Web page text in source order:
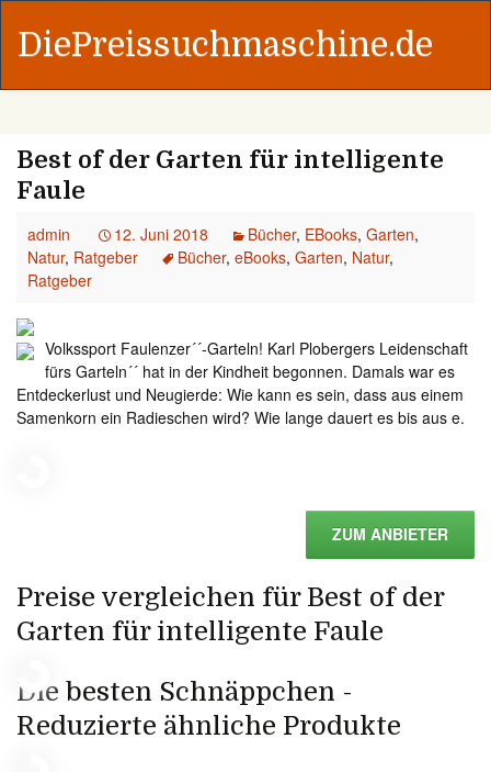
DiePreissuchmaschine.de
Best of der Garten für intelligente
Faule
admin 12. Juni 2018 Bücher, EBooks, Garten,
Natur, Ratgeber Bücher, eBooks, Garten, Natur,
Ratgeber
Volkssport Faulenzer´´-Garteln! Karl Plobergers Leidenschaft
fürs Garteln´´ hat in der Kindheit begonnen. Damals war es
Entdeckerlust und Neugierde: Wie kann es sein, dass aus einem
Samenkorn ein Radieschen wird? Wie lange dauert es bis aus e.
ZUM ANBIETER
Preise vergleichen für Best of der
Garten für intelligente Faule
Die besten Schnäppchen -
Reduzierte ähnliche Produkte